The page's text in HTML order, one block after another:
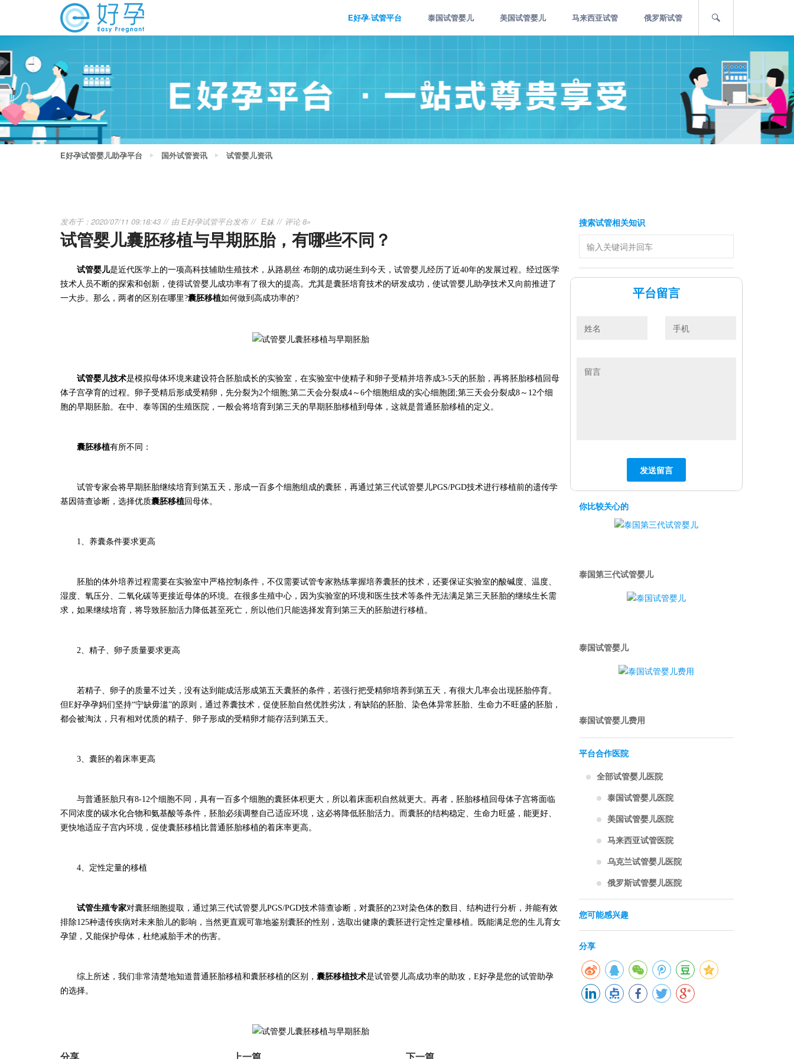
E好孕·试管平台 泰国试管婴儿 美国试管婴儿 马来西亚试管 俄罗斯试管
E好孕试管婴儿助孕平台 国外试管资讯 试管婴儿资讯
发布于：2020/07/11 09:18:43 由E好孕试管平台发布 E妹 评论 8»
试管婴儿囊胚移植与早期胚胎，有哪些不同？
试管婴儿是近代医学上的一项高科技辅助生殖技术，从路易丝·布朗的成功诞生到今天，试管婴儿经历了近40年的发展过程。经过医学
技术人员不断的探索和创新，使得试管婴儿成功率有了很大的提高。尤其是囊胚培育技术的研发成功，使试管婴儿助孕技术又向前推进了
一大步。那么，两者的区别在哪里?囊胚移植如何做到高成功率的?
试管婴儿技术是模拟母体环境来建设符合胚胎成长的实验室，在实验室中使精子和卵子受精并培养成3-5天的胚胎，再将胚胎移植回母
体子宫孕育的过程。卵子受精后形成受精卵，先分裂为2个细胞;第二天会分裂成4～6个细胞组成的实心细胞团;第三天会分裂成8～12个细
胞的早期胚胎。在中、泰等国的生殖医院，一般会将培育到第三天的早期胚胎移植到母体，这就是普通胚胎移植的定义。
囊胚移植有所不同：
试管专家会将早期胚胎继续培育到第五天，形成一百多个细胞组成的囊胚，再通过第三代试管婴儿PGS/PGD技术进行移植前的遗传学
基因筛查诊断，选择优质囊胚移植 回母体。
1、养囊条件要求更高
胚胎的体外培养过程需要在实验室中严格控制条件，不仅需要试管专家熟练掌握培养囊胚的技术，还要保证实验室的酸碱度、温度、
湿度、氧压分、二氧化碳等更接近母体的环境。在很多生殖中心，因为实验室的环境和医生技术等条件无法满足第三天胚胎的继续生长需
求，如果继续培育，将导致胚胎活力降低甚至死亡，所以他们只能选择发育到第三天的胚胎进行移植。
2、精子、卵子质量要求更高
若精子、卵子的质量不过关，没有达到能成活形成第五天囊胚的条件，若强行把受精卵培养到第五天，有很大几率会出现胚胎停育。
但E好孕孕妈们 坚持“宁缺毋滥”的原则，通过养囊技术，促使胚胎自然优胜劣汰，有缺陷的胚胎、染色体异常胚胎、生命力不旺盛的胚胎，
都会被淘汰，只有相对优质的精子、卵子形成的受精卵才能存活到第五天。
3、囊胚的着床率更高
与普通胚胎只有8-12个细胞不同，具有一百多个细胞的囊胚体积更大，所以着床面积自然就更大。再者，胚胎移植回母体子宫将面临
不同浓度的碳水化合物和氨基酸等条件，胚胎必须调整自己适应环境，这必将降低胚胎活力。而囊胚的结构稳定、生命力旺盛，能更好、
更快地适应子宫内环境，促使囊胚移植比普通胚胎移植的着床率更高。
4、定性定量的移植
试管生殖专家对囊胚细胞提取，通过第三代试管婴儿PGS/PGD技术筛查诊断，对囊胚的23对染色体的数目、结构进行分析，并能有效
排除125种遗传疾病对未来胎儿的影响，当然更直观可靠地鉴别囊胚的性别，选取出健康的囊胚进行定性定量移植。既能满足您的生儿育女
孕望，又能保护母体，杜绝减胎手术的伤害。
综上所述，我们非常清楚地知道普通胚胎移植和囊胚移植的区别， 囊胚移植技术是试管婴儿高成功率的助攻， E好孕是您的试管助孕
的选择。
分享
上一篇
下一篇
搜索试管相关知识
平台留言
你比较关心的
泰国第三代试管婴儿
泰国试管婴儿
泰国试管婴儿费用
平台合作医院
全部试管婴儿医院
泰国试管婴儿医院
美国试管婴儿医院
马来西亚试管医院
乌克兰试管婴儿医院
俄罗斯试管婴儿医院
您可能感兴趣
分享